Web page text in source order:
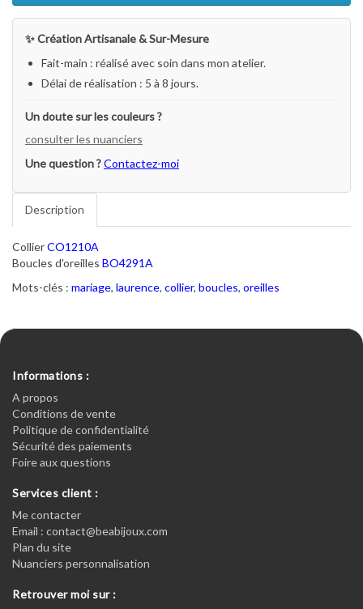
✨ Création Artisanale & Sur-Mesure
Fait-main : réalisé avec soin dans mon atelier.
Délai de réalisation : 5 à 8 jours.
Un doute sur les couleurs ?
consulter les nuanciers
Une question ?Contactez-moi
Description
CollierCO1210A
Boucles d'oreilles BO4291A
Mots-clés : mariage, laurence, collier, boucles, oreilles
Informations :
A propos
Conditions de vente
Politique de confidentialité
Sécurité des paiements
Foire aux questions
Services client :
Me contacter
Email : contact@beabijoux.com
Plan du site
Nuanciers personnalisation
Retrouver moi sur :